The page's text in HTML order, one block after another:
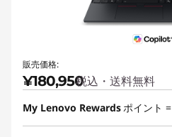
販売価格:
¥180,950税込・送料無料
My Lenovo Rewardsポイント =